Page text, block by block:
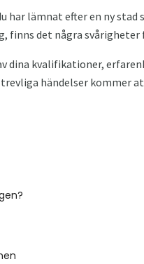
lämnat efter en ny stad
finns det några svårigheter
kvalifikationer,
händelser kommer